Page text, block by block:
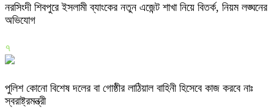
নরসিংদী শিবপুরে ইসলামী ব্যাংকের নতুন এজেন্ট শাখা নিয়ে বিতর্ক, নিয়ম লঙ্ঘনের
অভিযোগ
৭
পুলিশ কোনো বিশেষ দলের বা গোষ্ঠীর লাঠিয়াল বাহিনী হিসেবে কাজ করবে নাঃ
স্বরাষ্ট্রমন্ত্রী